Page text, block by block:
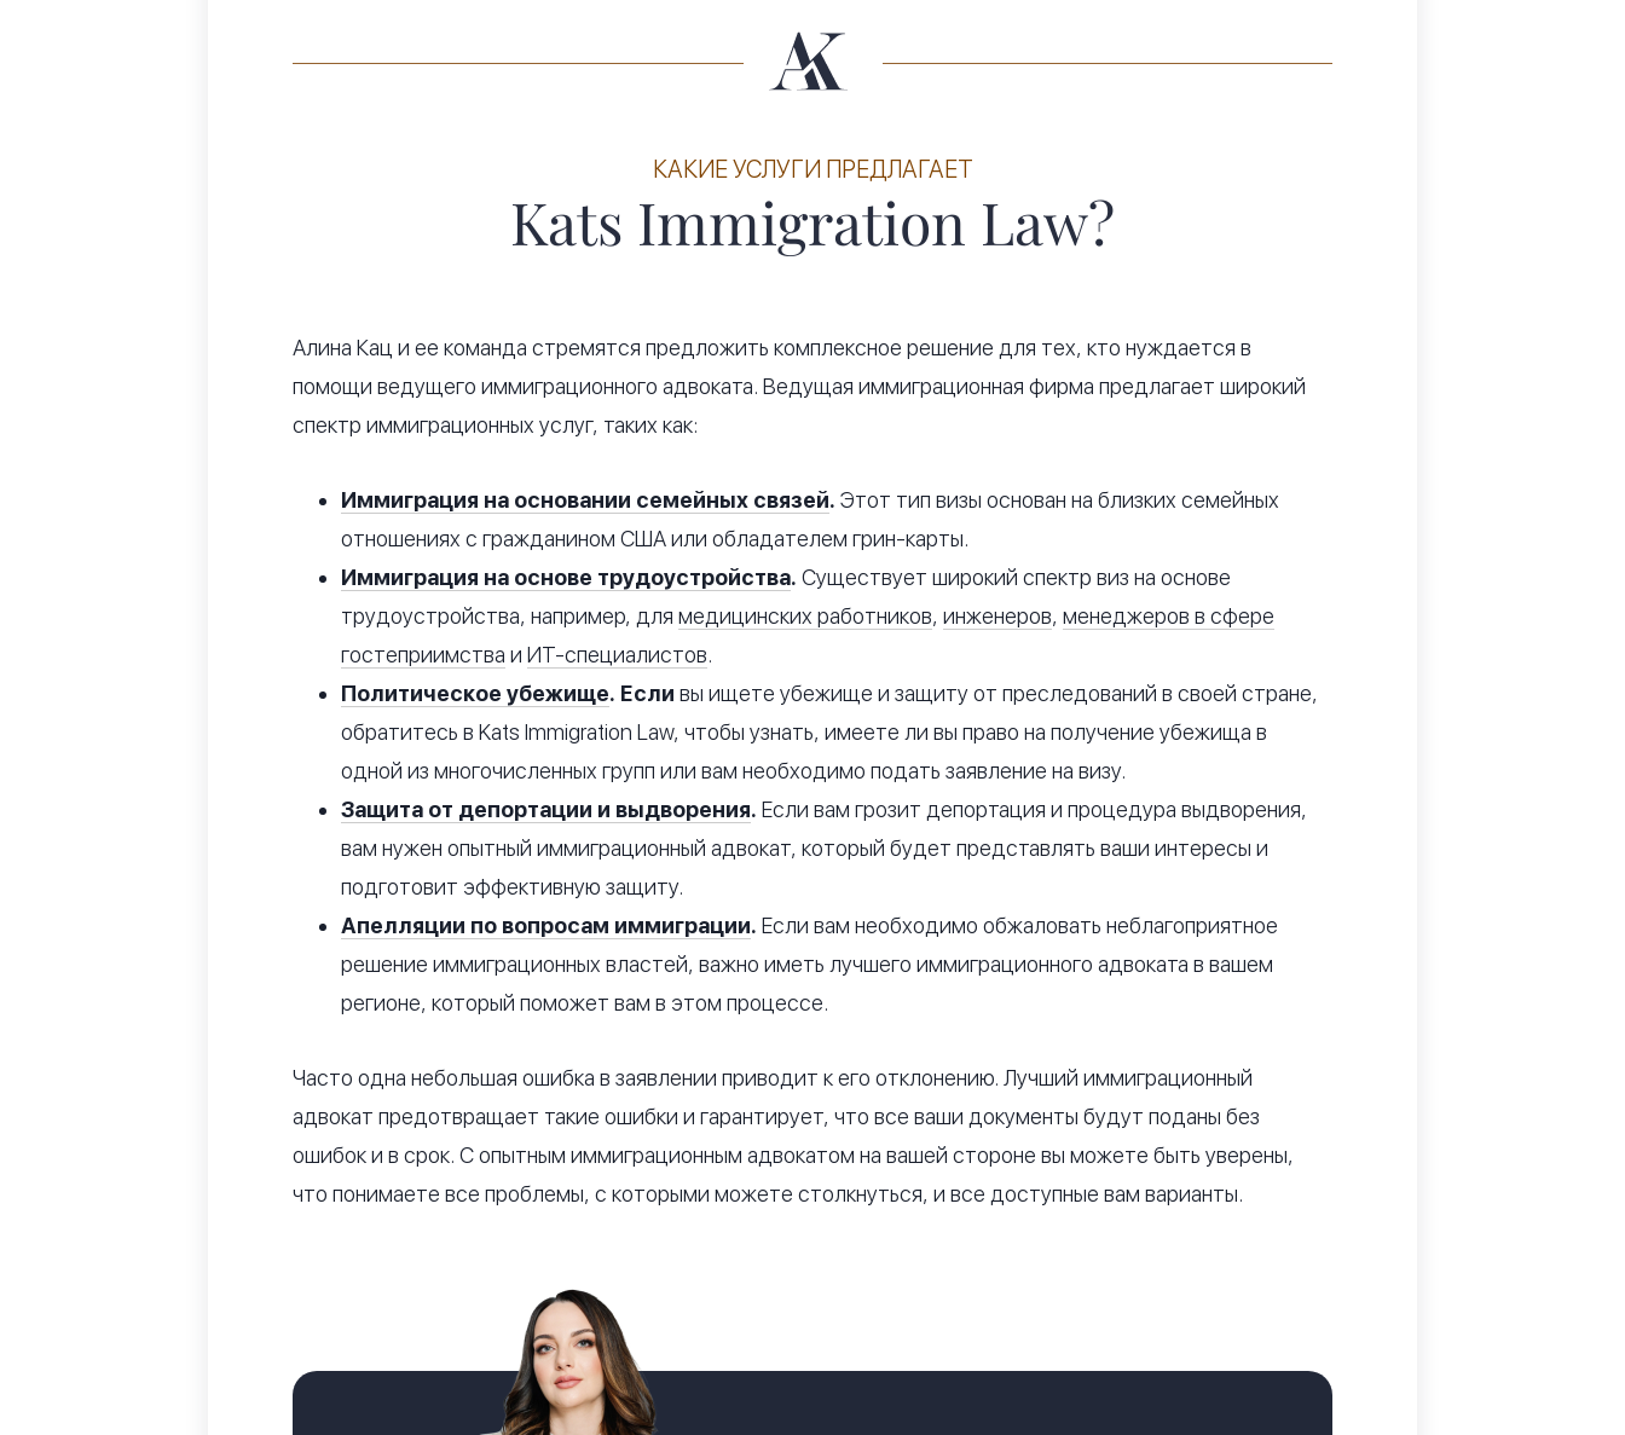
КАКИЕ УСЛУГИ ПРЕДЛАГАЕТ
Kats Immigration Law?
Алина Кац и ее команда стремятся предложить комплексное решение для тех, кто нуждается в
помощи ведущего иммиграционного адвоката. Ведущая иммиграционная фирма предлагает широкий
спектр иммиграционных услуг, таких как:
Иммиграция на основании семейных связей. Этот тип визы основан на близких семейных
отношениях с гражданином США или обладателем грин-карты.
Иммиграция на основе трудоустройства. Существует широкий спектр виз на основе
трудоустройства, например, для медицинских работников, инженеров, менеджеров в сфере
гостеприимства и ИТ-специалистов.
Политическое убежище. Если вы ищете убежище и защиту от преследований в своей стране,
обратитесь в Kats Immigration Law, чтобы узнать, имеете ли вы право на получение убежища в
одной из многочисленных групп или вам необходимо подать заявление на визу.
Защита от депортации и выдворения. Если вам грозит депортация и процедура выдворения,
вам нужен опытный иммиграционный адвокат, который будет представлять ваши интересы и
подготовит эффективную защиту.
Апелляции по вопросам иммиграции. Если вам необходимо обжаловать неблагоприятное
решение иммиграционных властей, важно иметь лучшего иммиграционного адвоката в вашем
регионе, который поможет вам в этом процессе.
Часто одна небольшая ошибка в заявлении приводит к его отклонению. Лучший иммиграционный
адвокат предотвращает такие ошибки и гарантирует, что все ваши документы будут поданы без
ошибок и в срок. С опытным иммиграционным адвокатом на вашей стороне вы можете быть уверены,
что понимаете все проблемы, с которыми можете столкнуться, и все доступные вам варианты.